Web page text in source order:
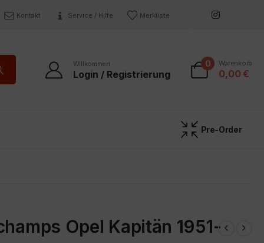
Kontakt Service / Hilfe Merkliste
Willkommen
Login / Registrierung
0 Warenkorb
0,00 €
Pre-Order
Opel Kapitän 1951-